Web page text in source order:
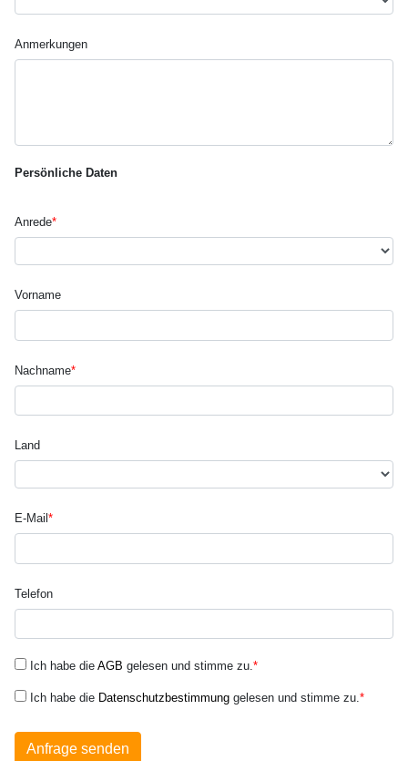
Anmerkungen
Persönliche Daten
Anrede*
Vorname
Nachname*
Land
E-Mail *
Telefon
Ich habe die AGB gelesen und stimme zu.*
Ich habe die Datenschutzbestimmung gelesen und stimme zu.*
Anfrage senden